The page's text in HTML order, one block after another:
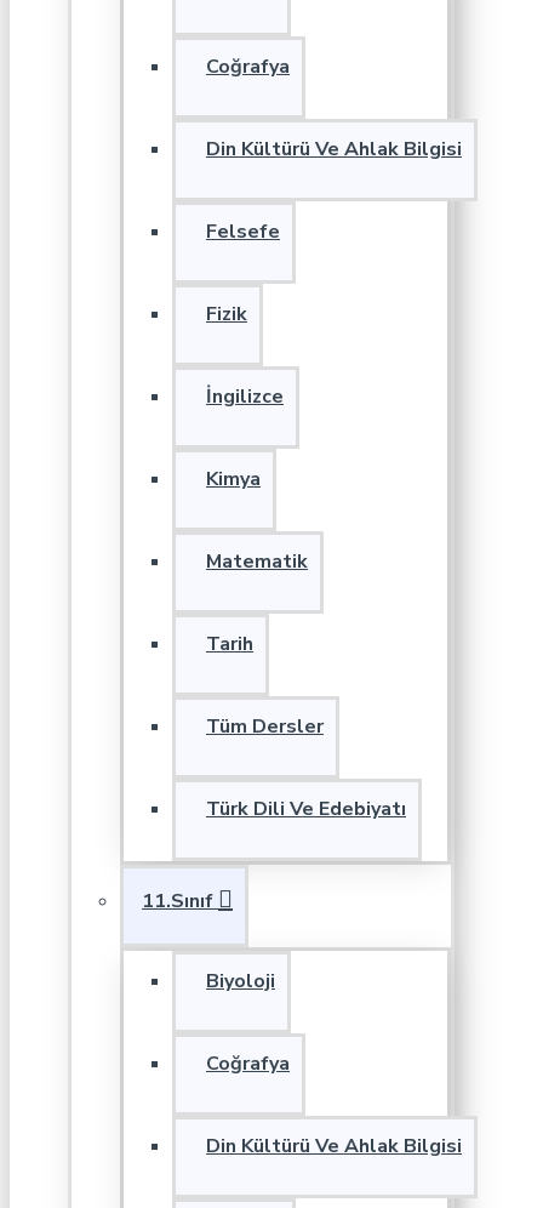
Coğrafya
Din Kültürü Ve Ahlak Bilgisi
Felsefe
Fizik
İngilizce
Kimya
Matematik
Tarih
Tüm Dersler
Türk Dili Ve Edebiyatı
11.Sınıf
Biyoloji
Coğrafya
Din Kültürü Ve Ahlak Bilgisi